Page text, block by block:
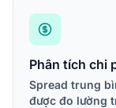
Phân tích chi
Spread trung
được đo lường